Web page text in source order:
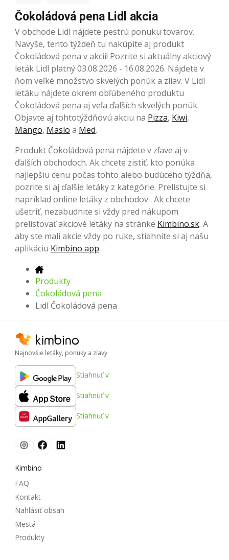
Čokoládová pena Lidl akcia
V obchode Lidl nájdete pestrú ponuku tovarov.
Navyše, tento týždeň tu nakúpite aj produkt
Čokoládová pena v akcii! Pozrite si aktuálny akciový
leták Lidl platný 03.08.2026 - 16.08.2026. Nájdete v
ňom veľké množstvo skvelých ponúk a zliav. V Lidl
letáku nájdete okrem obľúbeného produktu
Čokoládová pena aj veľa ďalších skvelých ponúk.
Objavte aj tohtotýždňovú akciu na Pizza, Kiwi,
Mango, Maslo a Med.
Produkt Čokoládová pena nájdete v zľave aj v
ďalších obchodoch. Ak chcete zistiť, kto ponúka
najlepšiu cenu počas tohto alebo budúceho týždňa,
pozrite si aj ďalšie letáky z kategórie. Prelistujte si
napríklad online letáky z obchodov . Ak chcete
ušetriť, nezabudnite si vždy pred nákupom
prelistovať akciové letáky na stránke Kimbino.sk. A
aby ste mali akcie vždy po ruke, stiahnite si aj našu
aplikáciu Kimbino app.
Produkty
Čokoládová pena
Lidl Čokoládová pena
Najnovšie letáky, ponuky a zľavy
Stiahnuť v
Stiahnuť v
Stiahnuť v
Kimbino
FAQ
Kontakt
Nahlásiť obsah
Mestá
Produkty